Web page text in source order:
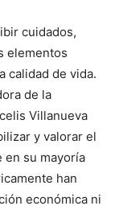
cuidados,
elementos
calidad de vida.
de la
Villanueva
y valorar el
en su mayoría
han
económica ni